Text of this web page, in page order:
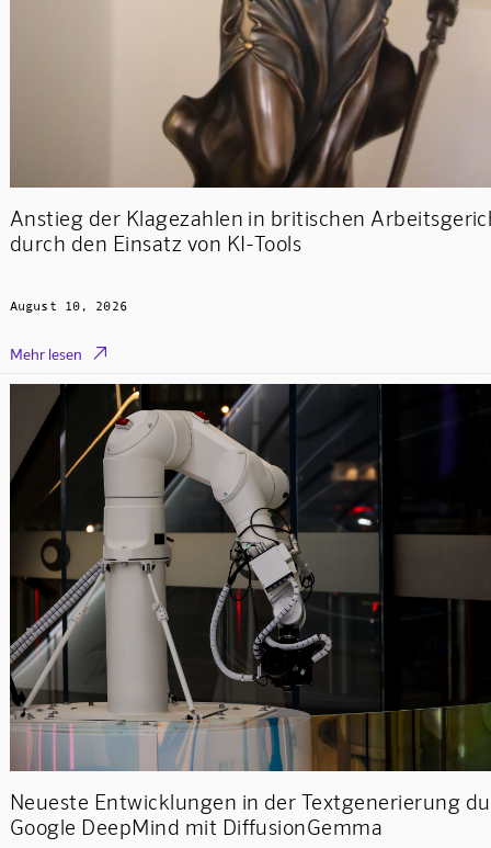
Anstieg der Klagezahlen in britischen
durch den Einsatz von KI-Tools
August 10, 2026
Mehr lesen 
Neueste Entwicklungen in der Textgenerierung
Google DeepMind mit DiffusionGemma